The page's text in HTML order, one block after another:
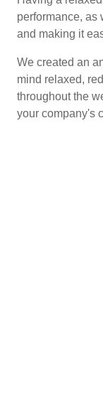
performance, as
and making it
We created an
mind relaxed,
throughout the
your company's